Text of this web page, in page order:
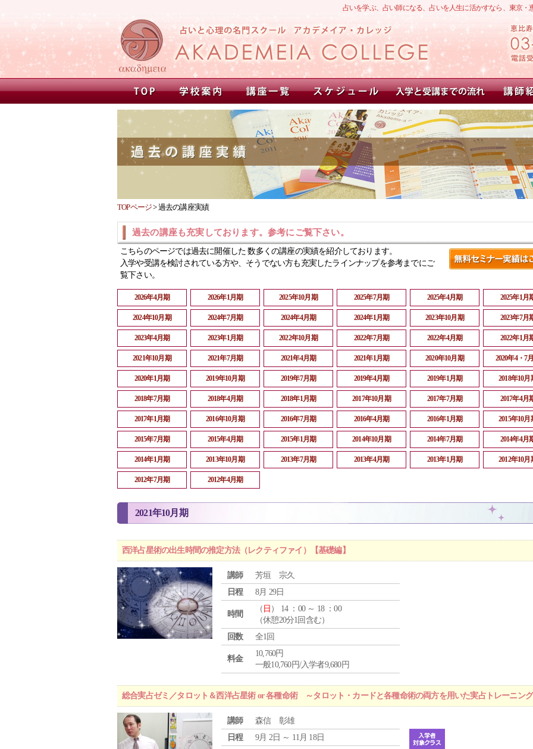
占いを学ぶ、占い師になる、占いを人生に活かすなら、東京
TOPページ>過去の講座実績
過去の講座も充実しております。参考にご覧下さい。
こちらのページでは過去に開催した 数多くの講座の実績を紹介しております。
入学や受講を検討されている方や、そうでない方も充実したラインナップを参考までにご
覧下さい。
2026年4月期 2026年1月期 2025年10月期 2025年7月期 2025年4月期 2025年1月
2024年10月期 2024年7月期 2024年4月期 2024年1月期 2023年10月期 2023年7月
2023年4月期 2023年1月期 2022年10月期 2022年7月期 2022年4月期 2022年1月
2021年10月期 2021年7月期 2021年4月期 2021年1月期 2020年10月期 2020年4・7
2020年1月期 2019年10月期 2019年7月期 2019年4月期 2019年1月期 2018年10月
2018年7月期 2018年4月期 2018年1月期 2017年10月期 2017年7月期 2017年4月
2017年1月期 2016年10月期 2016年7月期 2016年4月期 2016年1月期 2015年10月
2015年7月期 2015年4月期 2015年1月期 2014年10月期 2014年7月期 2014年4月
2014年1月期 2013年10月期 2013年7月期 2013年4月期 2013年1月期 2012年10月
2012年7月期 2012年4月期
2021年10月期
西洋占星術の出生時間の推定方法（レクティファイ）【基礎編】
講師
芳垣 宗久
日程
8月 29日
時間
（ 日 ） 14 ：00 ～ 18 ：00
（休憩20分1回含む）
回数
全1回
料金
10,760円
一般10,760円/入学者9,680円
総合実占ゼミ／タロット＆西洋占星術 or 各種命術 ～タロット・カードと各種命術の両方を用いた実占トレーニン
講師
森信 彰雄
日程
9月 2日 ～ 11月 18日